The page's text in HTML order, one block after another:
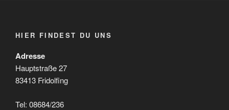
HIER FINDEST DU UNS
Adresse
Hauptstraße 27
83413 Fridolfing
Tel: 08684/236